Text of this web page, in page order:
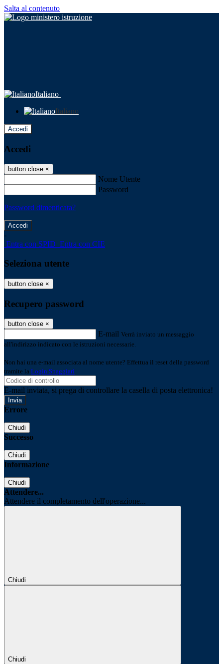
Salta al contenuto
Italiano
Italiano
Accedi
Accedi
button close ×
Nome Utente
Password
Password dimenticata?
-
Entra con SPID Entra con CIE
Seleziona utente
button close ×
Recupero password
button close ×
E-mail Verrà inviato un messaggio
all'indirizzo indicato con le istruzioni necessarie.
Non hai una e-mail associata al nome utente? Effettua il reset della password
tramite la Login Spaggiari
E-mail inviata, si prega di controllare la casella di posta elettronica!
Errore
Chiudi
Successo
Chiudi
Informazione
Chiudi
Attendere...
Attendere il completamento dell'operazione...
Chiudi
Chiudi